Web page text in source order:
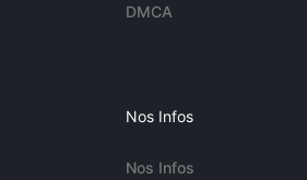
DMCA
Nos Infos
Nos Infos